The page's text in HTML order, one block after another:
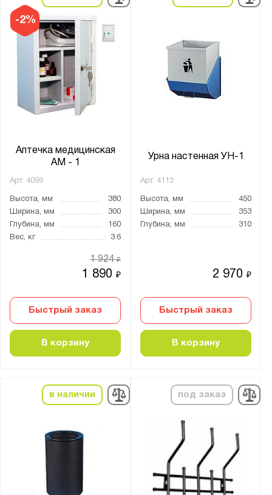
-2%
Аптечка медицинская
АМ - 1
Арт. 4099
Высота, мм
380
Ширина, мм
300
Глубина, мм
160
Вес, кг
3.6
1 890₽
1 924₽
Быстрый заказ
В корзину
Урна настенная УН-1
Арт. 4112
Высота, мм
450
Ширина, мм
353
Глубина, мм
310
2 970₽
Быстрый заказ
В корзину
в наличии под заказ